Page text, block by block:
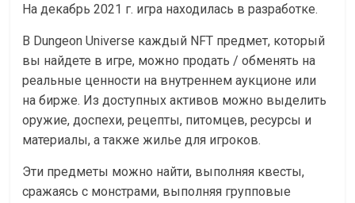
На декабрь 2021 г. игра находилась в разработке.
В Dungeon Universe каждый NFT предмет, который
вы найдете в игре, можно продать / обменять на
реальные ценности на внутреннем аукционе или
на бирже. Из доступных активов можно выделить
оружие, доспехи, рецепты, питомцев, ресурсы и
материалы, а также жилье для игроков.
Эти предметы можно найти, выполняя квесты,
сражаясь с монстрами, выполняя групповые